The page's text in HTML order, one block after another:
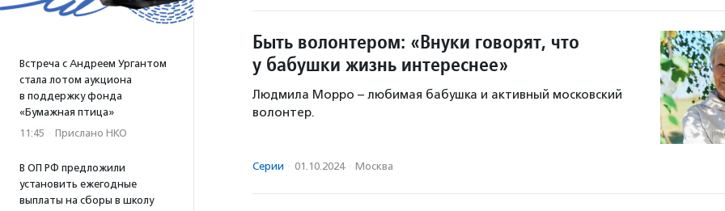
Встреча с Андреем Ургантом
стала лотом аукциона
в поддержку фонда
«Бумажная птица»
11:45 · Прислано НКО
В ОП РФ предложили
установить ежегодные
выплаты на сборы в школу
Быть волонтером: «Внуки говорят, что
у бабушки жизнь интереснее»
Людмила Морро – любимая бабушка и активный московский
волонтер.
Серии · 01.10.2024 · Москва